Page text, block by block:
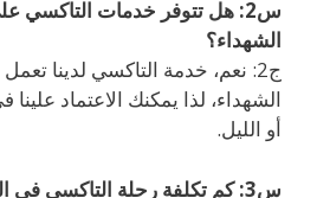
س2: هل تتوفر خدمات التاكسي
الشهداء؟
ج2: نعم، خدمة التاكسي لدينا
الشهداء، لذا يمكنك الاعتماد
أو الليل.
س3: كم تكلفة رحلة التاكسي في الشهداء؟